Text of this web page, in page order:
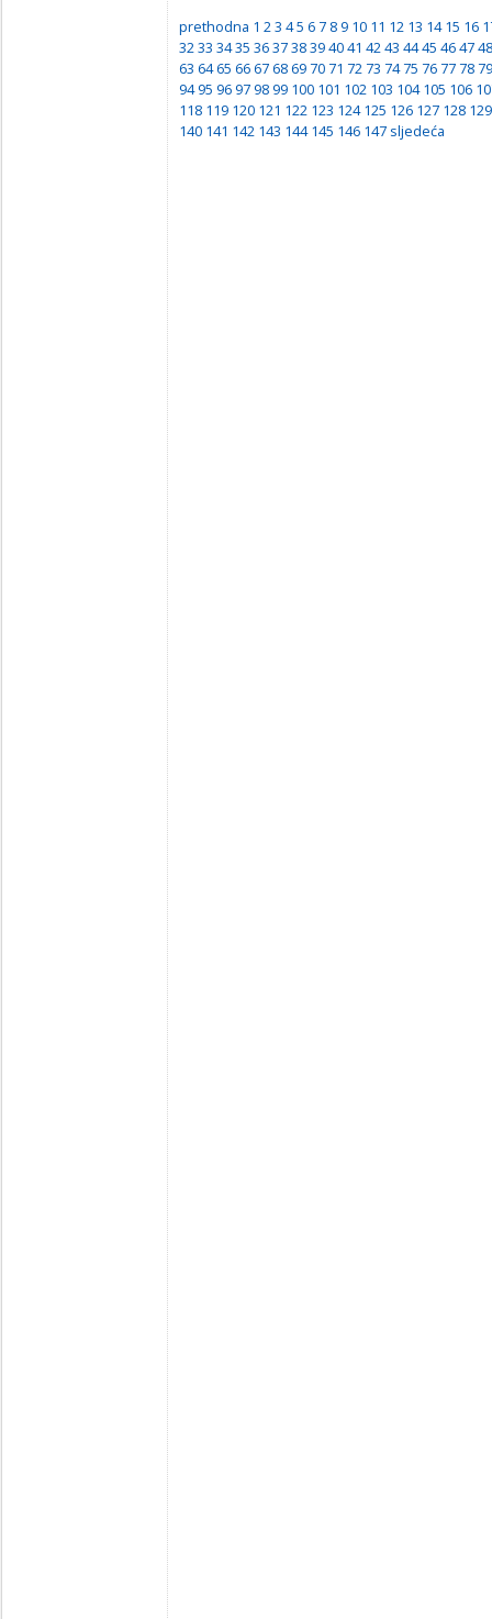
prethodna 1 23 45 6 7 8 9 10 11 12 13 14 15 16
3233 3435 363738394041 4243 4445 464748
63 64 65 66 67 68 69 70 71 72 73 74 75 76 77 78 79
94 95 96 97 98 99 100 101 102 103 104 105 106
118 119 120 121 122 123 124 125 126 127 128 129
140 141 142 143 144 145 146 147 sljedeća